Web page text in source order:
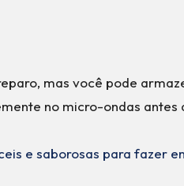
mas você pode
no micro-ondas antes
e saborosas para fazer